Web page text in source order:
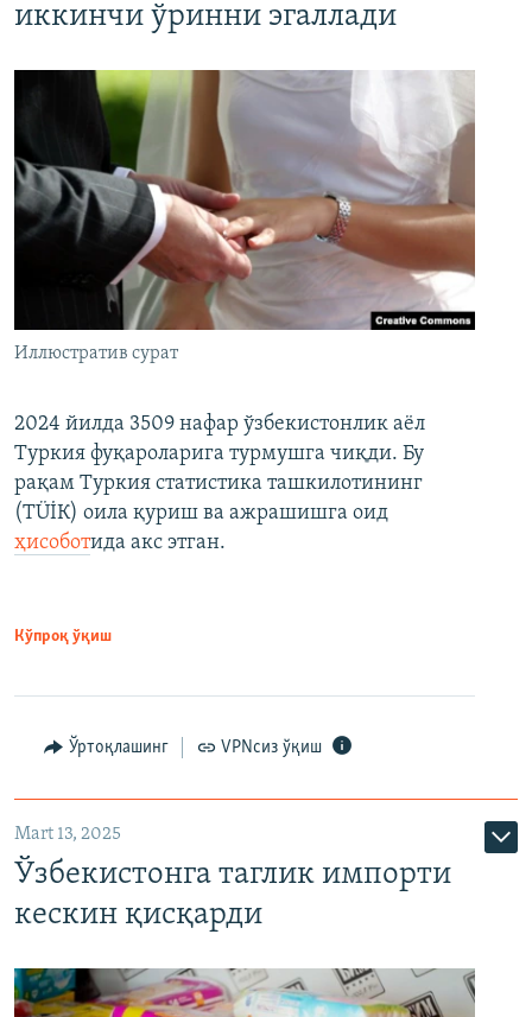
иккинчи ўринни эгаллади
Иллюстратив сурат
2024 йилда 3509 нафар ўзбекистонлик аёл
Туркия фуқароларига турмушга чиқди. Бу
рақам Туркия статистика ташкилотининг
(ТÜİК) оила қуриш ва ажрашишга оид
ҳисоботида акс этган.
Кўпроқ ўқиш
Ўртоқлашинг VPNсиз ўқиш
Mart 13, 2025
Ўзбекистонга таглик импорти
кескин қисқарди